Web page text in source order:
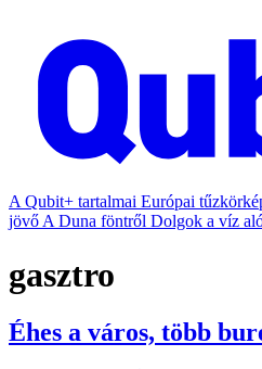
A Qubit+ tartalmai Európai
jövő A Duna föntről Dolgok a víz
gasztro
Éhes a város, több